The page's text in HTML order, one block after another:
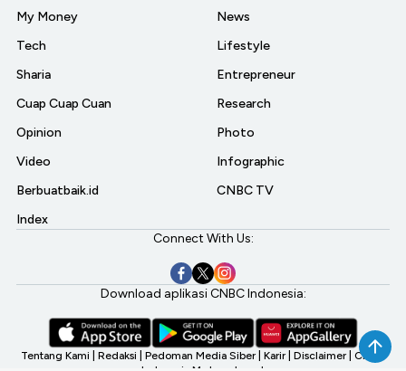
My Money
Tech
Sharia
Cuap Cuap Cuan
Opinion
Video
Berbuatbaik.id
Index
News
Lifestyle
Entrepreneur
Research
Photo
Infographic
CNBC TV
Connect With Us:
Download aplikasi CNBC Indonesia:
Tentang Kami Redaksi Pedoman Media Siber Karir Disclaimer CNBC